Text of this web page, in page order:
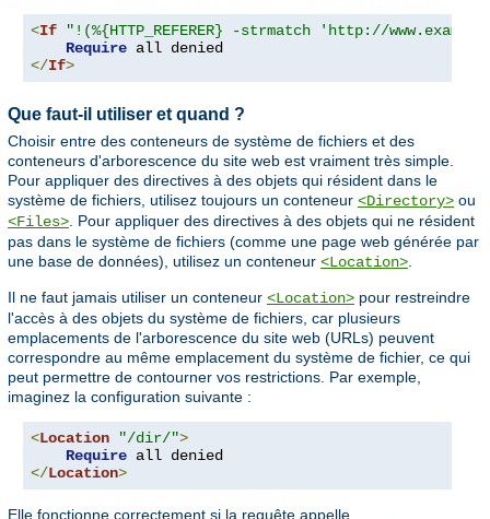
<If
"!(%{HTTP_REFERER} -strmatch 'http://
Require
</If>
Que faut-il utiliser et quand ?
Choisir entre des conteneurs de système de fichiers et des
conteneurs d'arborescence du site web est vraiment très simple.
Pour appliquer des directives à des objets qui résident dans le
système de fichiers, utilisez toujours un conteneur <Directory> ou
<Files>. Pour appliquer des directives à des objets qui ne résident
pas dans le système de fichiers (comme une page web générée par
une base de données), utilisez un conteneur <Location>.
Il ne faut jamais utiliser un conteneur <Location> pour restreindre
l'accès à des objets du système de fichiers, car plusieurs
emplacements de l'arborescence du site web (URLs) peuvent
correspondre au même emplacement du système de fichier, ce qui
peut permettre de contourner vos restrictions. Par exemple,
imaginez la configuration suivante :
<Location "/dir/">
Require
</Location>
Elle fonctionne correctement si la requête appelle